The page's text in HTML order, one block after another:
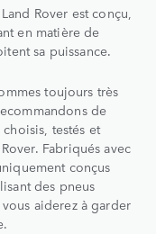
Rover est conçu,
en matière de
sa puissance.
toujours très
de
testés et
Fabriqués avec
conçus
des pneus
aiderez à garder